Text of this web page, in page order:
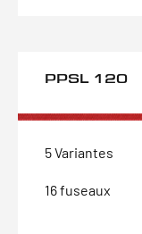
PPSL 120
5 Variantes
16 fuseaux